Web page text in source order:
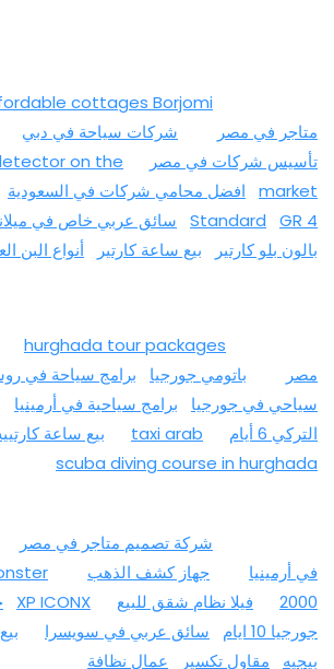
cottages Borjomi
متاجر في مصر
شركات سياحة في دبي
تأسيس شركات في مصر
on the
market
افضل محامي شركات في السعودية
Standard
GR 4 سائق عربي خاص في
بالون بلو كارتير
بيع ساعة كارتير أنواع البن
hurghada tour packages
مصر
باتومي جورجيا برامج سياحة في
سياحي في جورجيا
برامج سياحية في أرمينيا
التركي 6 أيام
taxi arab بيع ساعة
scuba diving course in hurghada
شركة تصميم متاجر في مصر
في أرمينيا
جهاز كشف الذهب
2000
فيلا نظام شقق للبيع XP ICONX
جورجيا 10 ايام
سائق عربي في سويسرا
بيجيه
مقاول تكسير عمال نظافة